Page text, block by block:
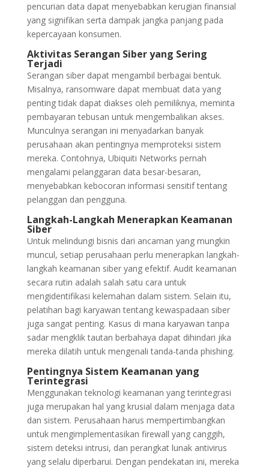
pencurian data dapat menyebabkan kerugian finansial
yang signifikan serta dampak jangka panjang pada
kepercayaan konsumen.
Aktivitas Serangan Siber yang Sering
Terjadi
Serangan siber dapat mengambil berbagai bentuk.
Misalnya, ransomware dapat membuat data yang
penting tidak dapat diakses oleh pemiliknya, meminta
pembayaran tebusan untuk mengembalikan akses.
Munculnya serangan ini menyadarkan banyak
perusahaan akan pentingnya memproteksi sistem
mereka. Contohnya, Ubiquiti Networks pernah
mengalami pelanggaran data besar-besaran,
menyebabkan kebocoran informasi sensitif tentang
pelanggan dan pengguna.
Langkah-Langkah Menerapkan Keamanan
Siber
Untuk melindungi bisnis dari ancaman yang mungkin
muncul, setiap perusahaan perlu menerapkan langkah-
langkah keamanan siber yang efektif. Audit keamanan
secara rutin adalah salah satu cara untuk
mengidentifikasi kelemahan dalam sistem. Selain itu,
pelatihan bagi karyawan tentang kewaspadaan siber
juga sangat penting. Kasus di mana karyawan tanpa
sadar mengklik tautan berbahaya dapat dihindari jika
mereka dilatih untuk mengenali tanda-tanda phishing.
Pentingnya Sistem Keamanan yang
Terintegrasi
Menggunakan teknologi keamanan yang terintegrasi
juga merupakan hal yang krusial dalam menjaga data
dan sistem. Perusahaan harus mempertimbangkan
untuk mengimplementasikan firewall yang canggih,
sistem deteksi intrusi, dan perangkat lunak antivirus
yang selalu diperbarui. Dengan pendekatan ini, mereka